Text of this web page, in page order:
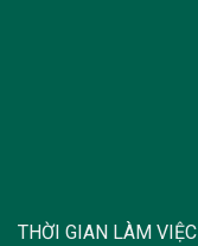
THỜI GIAN LÀM VIỆC